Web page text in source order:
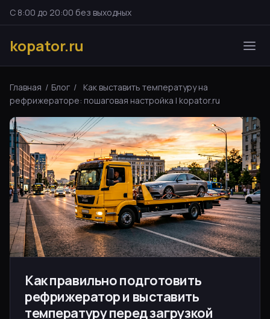
С 8:00 до 20:00 без выходных
kopator.ru
Главная / Блог /
Как выставить температуру на
рефрижераторе: пошаговая настройка | kopator.ru
Как правильно подготовить
рефрижератор и выставить
температуру перед загрузкой